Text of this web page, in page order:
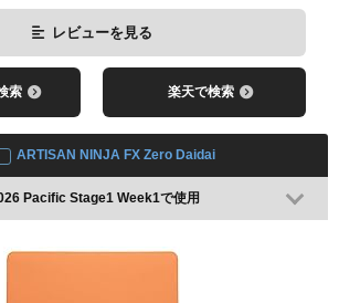
Pacific Kickoff Week1で使用(BLACK)
レビューを見る
索 楽天で検索
ARTISAN NINJA FX Zero Daidai
Pacific Stage1 Week1で使用